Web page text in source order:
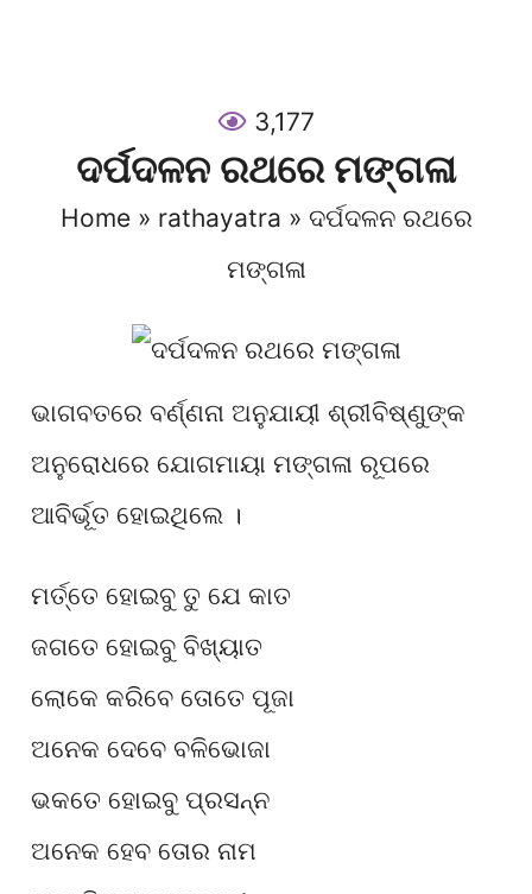
3,177
ଦର୍ପଦଳନ ରଥରେ ମଙ୍ଗଳା
Home» rathayatra » ଦର୍ପଦଳନ ରଥରେ
ମଙ୍ଗଳା
ଭାଗବତରେ ବର୍ଣ୍ଣନା ଅନୁଯାୟୀ ଶ୍ରୀବିଷ୍ଣୁଙ୍କ
ଅନୁରୋଧରେ ଯୋଗମାୟା ମଙ୍ଗଳା ରୂପରେ
ଆବିର୍ଭୂତ ହୋଇଥିଲେ ।
ମର୍ତ୍ତେ ହୋଇବୁ ତୁ ଯେ କାତ
ଜଗତେ ହୋଇବୁ ବିଖ୍ୟାତ
ଲୋକେ କରିବେ ତୋତେ ପୂଜା
ଅନେକ ଦେବେ ବଳିଭୋଜା
ଭକତେ ହୋଇବୁ ପ୍ରସନ୍ନ
ଅନେକ ହେବ ତୋର ନାମ